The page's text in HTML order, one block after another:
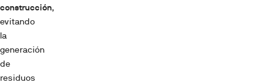
construcción,
evitando
la
generación
de
residuos